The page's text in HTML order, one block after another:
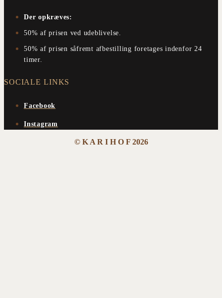
Der opkræves:
50% af prisen ved udeblivelse.
50% af prisen såfremt afbestilling foretages indenfor 24
timer.
SOCIALE LINKS
Facebook
Instagram
© K A R I H O F 2026